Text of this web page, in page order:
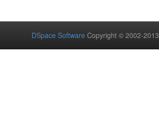
DSpace Software Copyright © 2002-2013